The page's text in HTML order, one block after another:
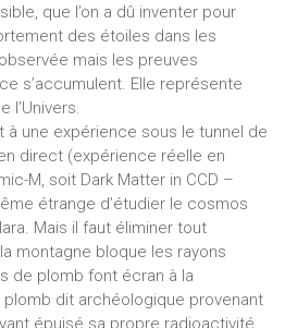
que l’on a dû inventer pour
des étoiles dans les
mais les preuves
s’accumulent. Elle représente
l’Univers.
à une expérience sous le tunnel de
direct (expérience réelle en
M, soit Dark Matter in CCD –
étrange d’étudier le cosmos
Mais il faut éliminer tout
montagne bloque les rayons
de plomb font écran à la
plomb dit archéologique provenant
épuisé sa propre radioactivité.